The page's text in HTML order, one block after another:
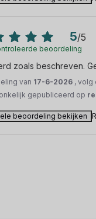
5/5
beoordeling
zoals beschreven.
van 17-6-2026 , volg
gepubliceerd op
beoordeling bekijken